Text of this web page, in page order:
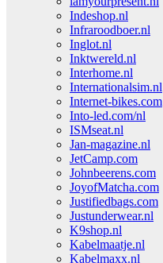
Indeshop.nl
Infraroodboer.nl
Inglot.nl
Inktwereld.nl
Interhome.nl
Internationalsim.nl
Internet-bikes.com
Into-led.com/nl
ISMseat.nl
Jan-magazine.nl
JetCamp.com
Johnbeerens.com
JoyofMatcha.com
Justifiedbags.com
Justunderwear.nl
K9shop.nl
Kabelmaatje.nl
Kabelmaxx.nl